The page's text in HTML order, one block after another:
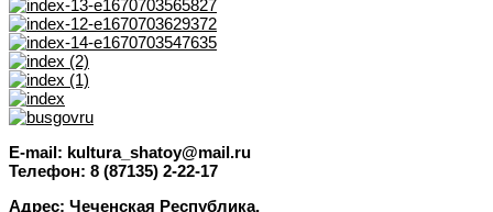
E-mail: kultura_shatoy@mail.ru
Телефон: 8 (87135) 2-22-17
Адрес: Чеченская Республика,